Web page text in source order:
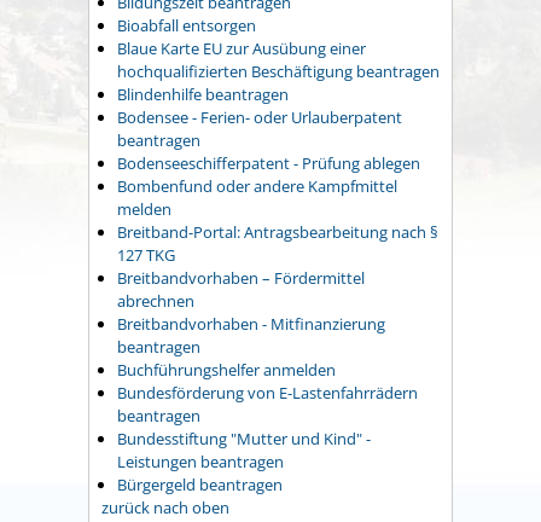
Bioabfall entsorgen
Blaue Karte EU zur Ausübung einer
hochqualifizierten Beschäftigung beantragen
Blindenhilfe beantragen
Bodensee - Ferien- oder Urlauberpatent
beantragen
Bodenseeschifferpatent - Prüfung ablegen
Bombenfund oder andere Kampfmittel
melden
Breitband-Portal: Antragsbearbeitung nach §
127 TKG
Breitbandvorhaben – Fördermittel
abrechnen
Breitbandvorhaben - Mitfinanzierung
beantragen
Buchführungshelfer anmelden
Bundesförderung von E-Lastenfahrrädern
beantragen
Bundesstiftung "Mutter und Kind" -
Leistungen beantragen
Bürgergeld beantragen
zurück nach oben